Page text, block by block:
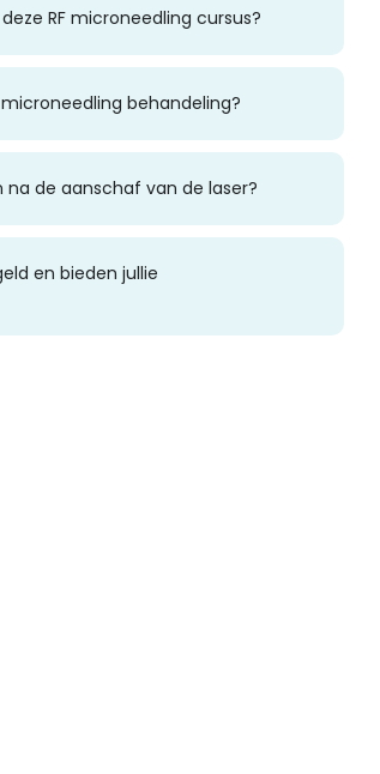
RF microneedling cursus?
behandeling?
na de aanschaf van de laser?
en bieden jullie